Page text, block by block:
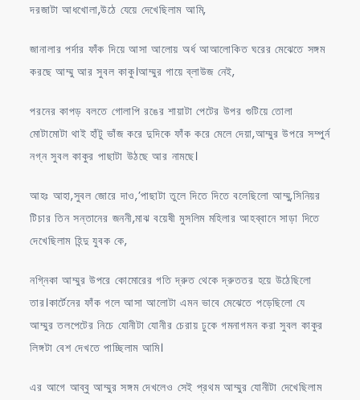
দরজাটা আধখোলা,উঠে যেয়ে দেখেছিলাম আমি,
জানালার পর্দার ফাঁক দিয়ে আসা আলোয় অর্ধ আআলোকিত ঘরের মেঝেতে সঙ্গম
করছে আম্মু আর সুবল কাকু।আম্মুর গায়ে ব্লাউজ নেই,
পরনের কাপড় বলতে গোলাপি রঙের শায়াটা পেটের উপর গুটিয়ে তোলা
মোটামোটা থাই হাঁটু ভাঁজ করে দুদিকে ফাঁক করে মেলে দেয়া,আম্মুর উপরে সম্পুর্ন
নগ্ন সুবল কাকুর পাছাটা উঠছে আর নামছে।
আহঃ আহা,সুবল জোরে দাও,’পাছাটা তুলে দিতে দিতে বলেছিলো আম্মু,সিনিয়র
টিচার তিন সন্তানের জননী,মাঝ বয়েষী মুসলিম মহিলার আহব্বানে সাড়া দিতে
দেখেছিলাম হিন্দু যুবক কে,
নগ্নিকা আম্মুর উপরে কোমোরের গতি দ্রুত থেকে দ্রুততর হয়ে উঠেছিলো
তার।কার্টেনের ফাঁক গলে আসা আলোটা এমন ভাবে মেঝেতে পড়েছিলো যে
আম্মুর তলপেটের নিচে যোনীটা যোনীর চেরায় ঢুকে গমনাগমন করা সুবল কাকুর
লিঙ্গটা বেশ দেখতে পাচ্ছিলাম আমি।
এর আগে আব্বু আম্মুর সঙ্গম দেখলেও সেই প্রথম আম্মুর যোনীটা দেখেছিলাম